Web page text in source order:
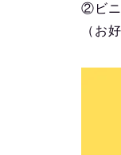
②ビニ
（お